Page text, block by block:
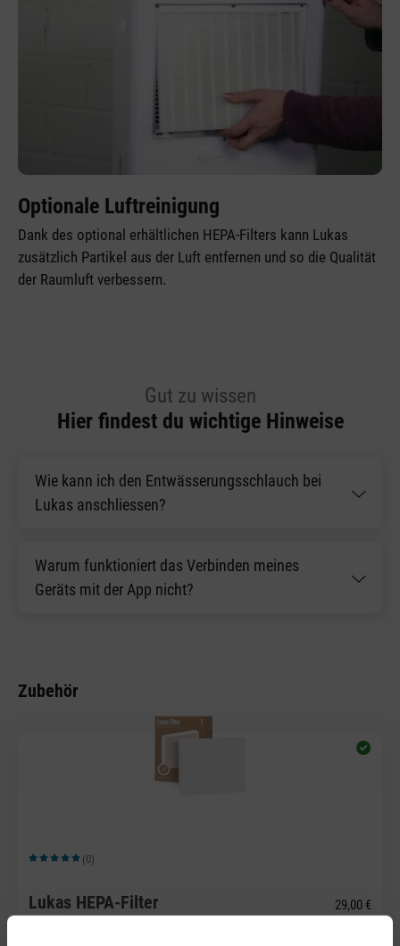
Optionale Luftreinigung
Dank des optional erhältlichen HEPA-Filters kann Lukas
zusätzlich Partikel aus der Luft entfernen und so die Qualität
der Raumluft verbessern.
Gut zu wissen
Hier findest du wichtige Hinweise
Wie kann ich den Entwässerungsschlauch bei
Lukas anschliessen?
Warum funktioniert das Verbinden meines
Geräts mit der App nicht?
Zubehör
Durchschnittliche Bewertung von 5 von 5 Sternen
(0)
Lukas HEPA-Filter 29,00 €